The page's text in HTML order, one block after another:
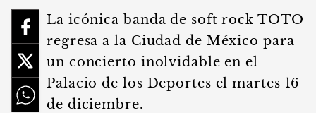
La icónica banda de soft rock TOTO
regresa a la Ciudad de México para
un concierto inolvidable en el
Palacio de los Deportes el martes 16
de diciembre.